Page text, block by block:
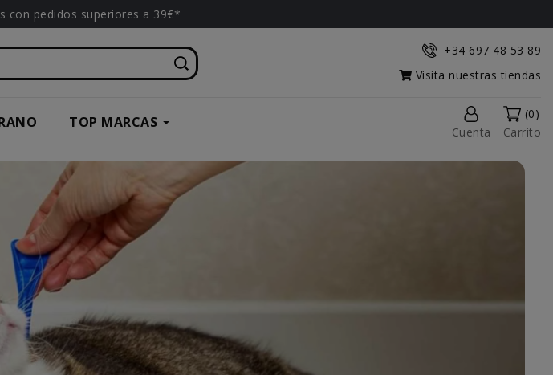
con pedidos superiores a 39€*
+34 697 48 53 89
Visita nuestras tiendas
TOP MARCAS
Cuenta
(0)
Carrito